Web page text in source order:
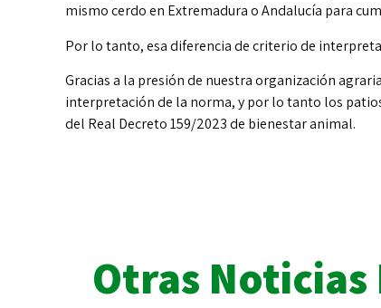
mismo cerdo en Extremadura o Andalucía para
Por lo tanto, esa diferencia de criterio de
Gracias a la presión de nuestra organización
interpretación de la norma, y por lo tanto los
del Real Decreto 159/2023 de bienestar animal.
Otras